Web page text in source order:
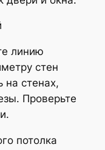
линию
стен
на стенах,
Проверьте
потолка